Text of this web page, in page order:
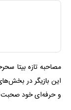
مصاحبه تازه بیتا
این بازیگر در
و حرفه‌ای خود